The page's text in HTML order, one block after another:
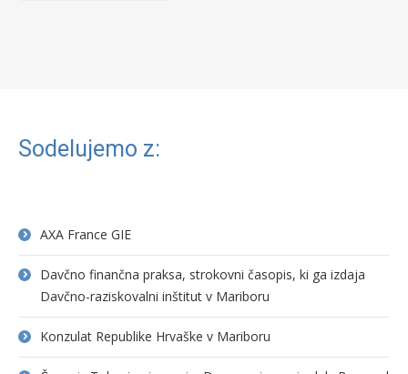
Sodelujemo z:
AXA France GIE
Davčno finančna praksa, strokovni časopis, ki ga izdaja
Davčno-raziskovalni inštitut v Mariboru
Konzulat Republike Hrvaške v Mariboru